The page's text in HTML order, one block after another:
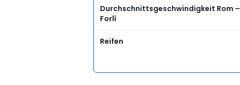
Durchschnittsgeschwindigkeit Rom –
Forlì
Reifen